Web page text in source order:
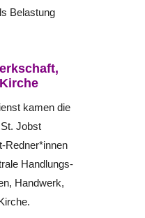
Belas­tung
kamen die
Jobst
Redner*innen
Hand­lungs­
Handwerk,